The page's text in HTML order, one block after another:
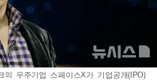
의 우주기업 스페이스X가 기업공개(IPO)